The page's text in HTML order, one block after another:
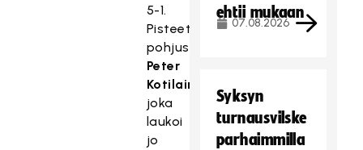
5-1.
Pisteet
pohjusti
Peter
Kotilainen
joka
laukoi
jo
ehtii mukaan
07.08.2026
Syksyn
turnausvilske
parhaimmilla